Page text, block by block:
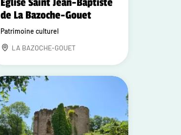
de La Bazoche-Gouet
Patrimoine culturel
LA BAZOCHE-GOUET